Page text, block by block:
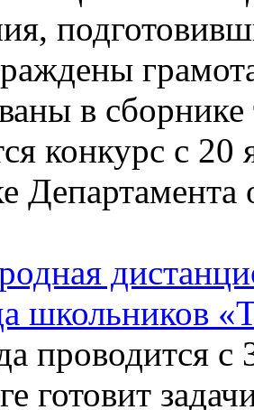
в
конкурс с
школьников
проводится с
готовит